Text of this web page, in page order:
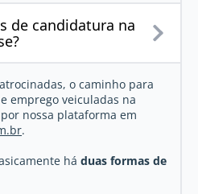
de candidatura na
o caminho para
emprego veiculadas na
nossa plataforma em
.
há duas formas de